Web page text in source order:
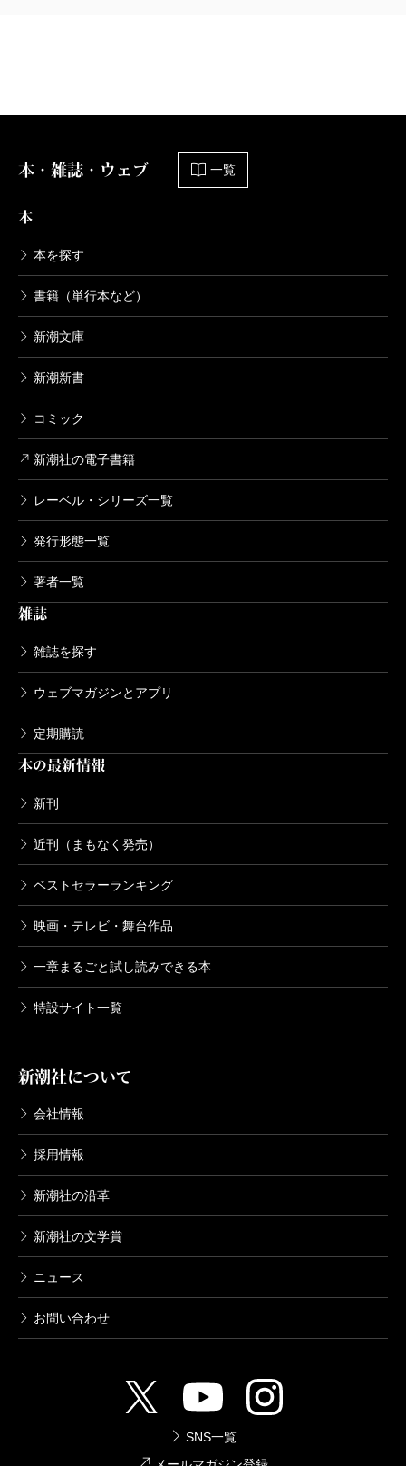
本・雑誌・ウェブ 一覧
本
本を探す
書籍（単行本など）
新潮文庫
新潮新書
コミック
新潮社の電子書籍
レーベル・シリーズ一覧
発行形態一覧
著者一覧
雑誌
雑誌を探す
ウェブマガジンとアプリ
定期購読
本の最新情報
新刊
近刊（まもなく発売）
ベストセラーランキング
映画・テレビ・舞台作品
一章まるごと試し読みできる本
特設サイト一覧
新潮社について
会社情報
採用情報
新潮社の沿革
新潮社の文学賞
ニュース
お問い合わせ
SNS一覧